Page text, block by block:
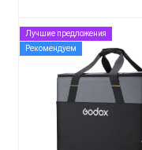
Лучшие предложения
Рекомендуем